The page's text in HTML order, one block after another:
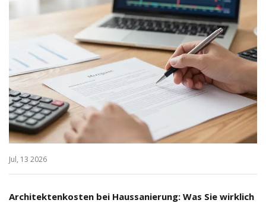
Jul, 13 2026
Architektenkosten bei Haussanierung: Was Sie wirklich